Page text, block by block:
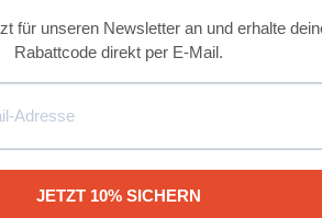
für unseren Newsletter an und erhalte
Rabattcode direkt per E-Mail.
JETZT 10% SICHERN
Anmelden